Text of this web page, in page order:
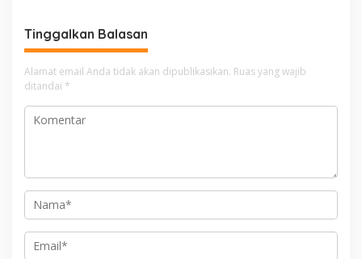
Tinggalkan Balasan
Alamat email Anda tidak akan dipublikasikan. Ruas yang wajib
ditandai *